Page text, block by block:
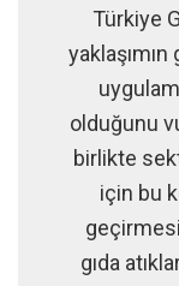
Türkiye
olduğunu
birlikte
için bu
gıda